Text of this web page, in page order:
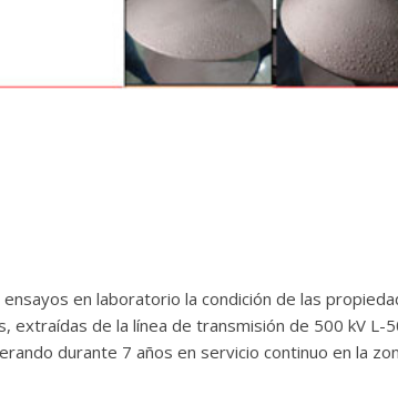
en laboratorio la condición de las
extraídas de la línea de transmisión de 500 kV L-
durante 7 años en servicio continuo en la